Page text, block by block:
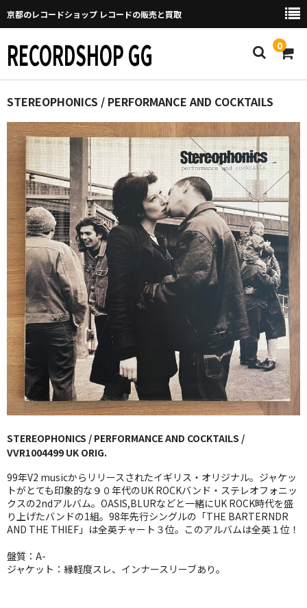
京都のレコードショップ レコードの販売と買取
RECORDSHOP GG 0
Home
マイページ
GGについて
買取について
取り置きなどについて
Categories
New Arrivals
新譜
GG RECORD （当店のレーベル）
全商品
JAZZ-US
BLUE NOTE
JAZZ-EU
JAZZ-JP
JAZZ-VOCAL
J-POP
ROCK
STEREOPHONICS / PERFORMANCE AND COCKTAILS
STEREOPHONICS / PERFORMANCE AND COCKTAILS /
VVR1004499 UK ORIG.
99年V2 musicからリリースされたイギリス・オリジナル。ジャケッ
トがとても印象的な９０年代のUK ROCKバンド・ステレオフォニッ
クスの2ndアルバム。OASIS,BLURなどと一緒にUK ROCK時代を盛
り上げたバンドの1組。98年先行シングルの「THE BARTERNDR
AND THE THIEF」は全英チャート３位。このアルバムは全英１位！
盤質：A-
ジャケット：縁軽度スレ、インナースリーブあり。